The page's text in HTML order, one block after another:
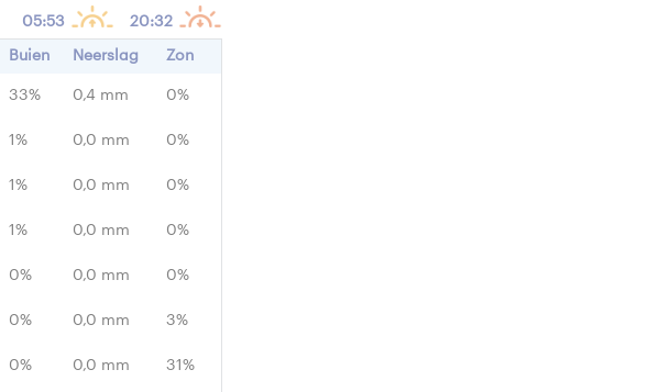
05:53 20:32
Buien Neerslag Zon
33% 0,4 mm 0%
1% 0,0 mm 0%
1% 0,0 mm 0%
1% 0,0 mm 0%
0% 0,0 mm 0%
0% 0,0 mm 3%
0% 0,0 mm 31%